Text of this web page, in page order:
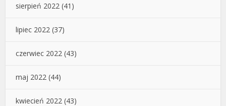
sierpień 2022 (41)
lipiec 2022 (37)
czerwiec 2022 (43)
maj 2022 (44)
kwiecień 2022 (43)